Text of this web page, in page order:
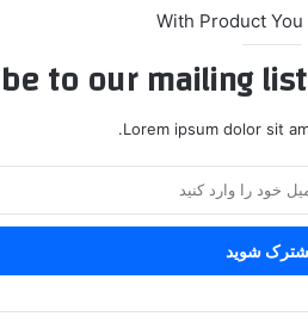
With Product
to our mailing
Lorem ipsum dolor sit